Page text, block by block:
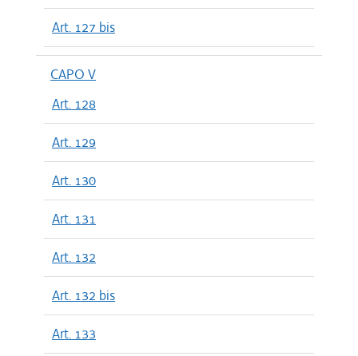
Art. 127 bis
CAPO V
Art. 128
Art. 129
Art. 130
Art. 131
Art. 132
Art. 132 bis
Art. 133